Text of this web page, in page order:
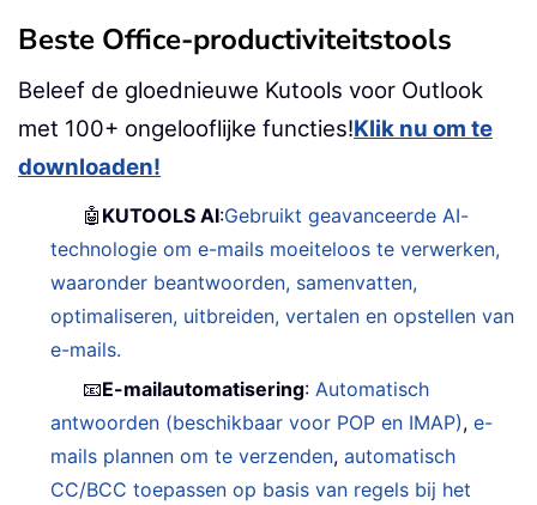
Beste Office-productiviteitstools
Beleef de gloednieuwe Kutools voor Outlook
met 100+ ongelooflijke functies!Klik nu om te
downloaden!
🤖 KUTOOLS AI:Gebruikt geavanceerde AI-
technologie om e-mails moeiteloos te verwerken,
waaronder beantwoorden, samenvatten,
optimaliseren, uitbreiden, vertalen en opstellen van
e-mails.
📧E-mailautomatisering: Automatisch
antwoorden (beschikbaar voor POP en IMAP),e-
mails plannen om te verzenden,automatisch
CC/BCC toepassen op basis van regels bij het